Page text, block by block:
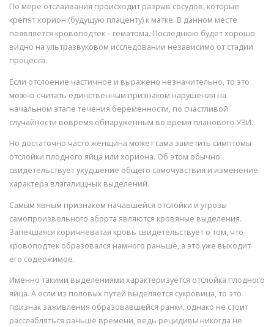
По мере отслаивания происходит разрыв сосудов, которые
крепят хорион (будущую плаценту) к матке. В данном месте
появляется кровоподтек – гематома. Последнюю будет хорошо
видно на ультразвуковом исследовании независимо от стадии
процесса.
Если отслоение частичное и выражено незначительно, то это
можно считать единственным признаком нарушения на
начальном этапе течения беременности, по счастливой
случайности вовремя обнаруженным во время планового УЗИ.
Но достаточно часто женщина может сама заметить симптомы
отслойки плодного яйца или хориона. Об этом обычно
свидетельствует ухудшение общего самочувствия и изменение
характера влагалищных выделений.
Самым явным признаком начавшейся отслойки и угрозы
самопроизвольного аборта являются кровяные выделения.
Запекшаяся коричневатая кровь свидетельствует о том, что
кровоподтек образовался намного раньше, а это уже выходит
его содержимое.
Именно такими выделениями характеризуется отслойка плодного
яйца. А если из половых путей выделяется сукровица, то это
признак заживления образовавшейся ранки, однако не стоит
расслабляться раньше времени, ведь рецидивы никогда не